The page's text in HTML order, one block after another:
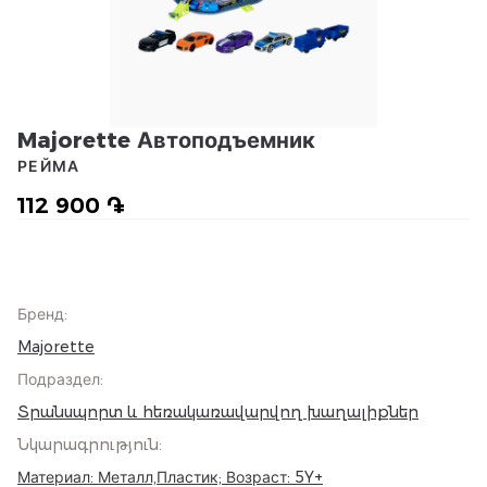
Majorette Автоподъемник
112 900 ֏
РЕЙМА
Бренд:
Majorette
Подраздел:
Տրանսպորտ և հեռակառավարվող խաղալիքներ
Նկարագրություն:
Материал: Металл,Пластик; Возраст: 5Y+